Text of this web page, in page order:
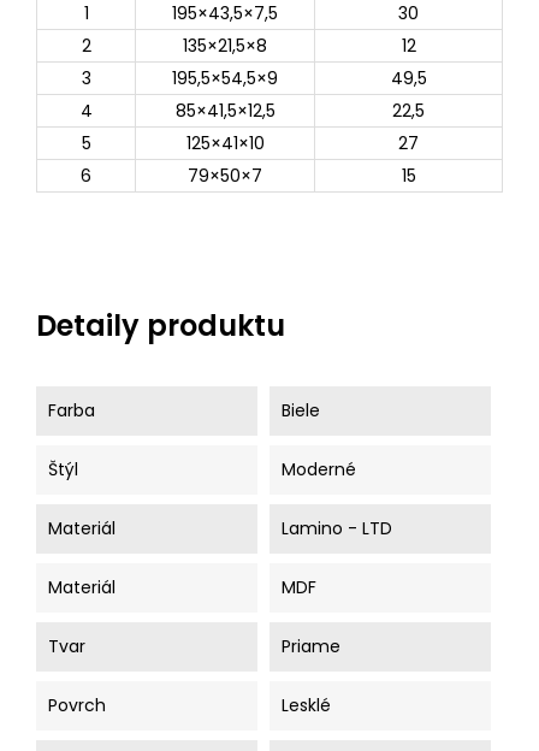
1
195×43,5×7,5
30
2
135×21,5×8
12
3
195,5×54,5×9
49,5
4
85×41,5×12,5
22,5
5
125×41×10
27
6
79×50×7 15
Detaily produktu
Farba Biele
Štýl Moderné
Materiál Lamino - LTD
Materiál MDF
Tvar Priame
Povrch Lesklé